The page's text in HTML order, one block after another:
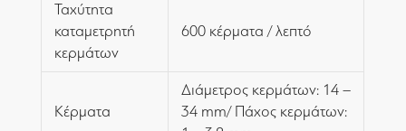
Ταχύτητα
καταμετρητή
κερμάτων
600 κέρματα / λεπτό
Κέρματα
Διάμετρος κερμάτων: 14 –
34 mm/ Πάχος κερμάτων: